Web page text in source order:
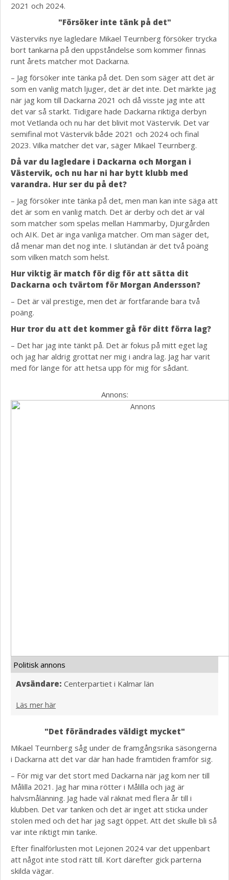
2021 och 2024.
"Försöker inte tänk på det"
Västerviks nye lagledare Mikael Teurnberg försöker trycka
bort tankarna på den uppståndelse som kommer finnas
runt årets matcher mot Dackarna.
– Jag försöker inte tänka på det. Den som säger att det är
som en vanlig match ljuger, det är det inte. Det märkte jag
när jag kom till Dackarna 2021 och då visste jag inte att
det var så starkt. Tidigare hade Dackarna riktiga derbyn
mot Vetlanda och nu har det blivit mot Västervik. Det var
semifinal mot Västervik både 2021 och 2024 och final
2023. Vilka matcher det var, säger Mikael Teurnberg.
Då var du lagledare i Dackarna och Morgan i
Västervik, och nu har ni har bytt klubb med
varandra. Hur ser du på det?
– Jag försöker inte tänka på det, men man kan inte säga att
det är som en vanlig match. Det är derby och det är väl
som matcher som spelas mellan Hammarby, Djurgården
och AIK. Det är inga vanliga matcher. Om man säger det,
då menar man det nog inte. I slutändan är det två poäng
som vilken match som helst.
Hur viktig är match för dig för att sätta dit
Dackarna och tvärtom för Morgan Andersson?
– Det är väl prestige, men det är fortfarande bara två
poäng.
Hur tror du att det kommer gå för ditt förra lag?
– Det har jag inte tänkt på. Det är fokus på mitt eget lag
och jag har aldrig grottat ner mig i andra lag. Jag har varit
med för länge för att hetsa upp för mig för sådant.
Annons:
Politisk annons
Avsändare: Centerpartiet i Kalmar län
Läs mer här
"Det förändrades väldigt mycket"
Mikael Teurnberg såg under de framgångsrika säsongerna
i Dackarna att det var där han hade framtiden framför sig.
– För mig var det stort med Dackarna när jag kom ner till
Målilla 2021. Jag har mina rötter i Målilla och jag är
halvsmålänning. Jag hade väl räknat med flera år till i
klubben. Det var tanken och det är inget att sticka under
stolen med och det har jag sagt öppet. Att det skulle bli så
var inte riktigt min tanke.
Efter finalförlusten mot Lejonen 2024 var det uppenbart
att något inte stod rätt till. Kort därefter gick parterna
skilda vägar.